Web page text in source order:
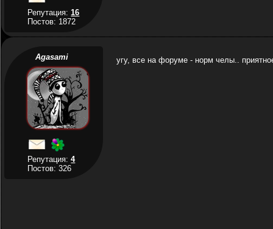
Репутация:16
Постов: 1872
Agasami
Репутация:4
Постов: 326
угу, все на форуме - норм челы..